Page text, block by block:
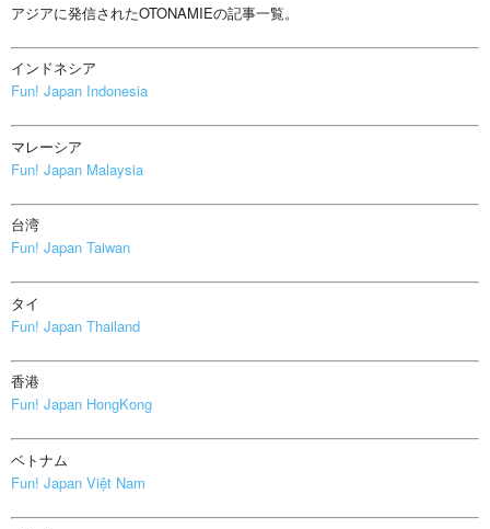
アジアに発信されたOTONAMIEの記事一覧。
インドネシア
Fun! Japan Indonesia
マレーシア
Fun! Japan Malaysia
台湾
Fun! Japan Taiwan
タイ
Fun! Japan Thailand
香港
Fun! Japan HongKong
ベトナム
Fun! Japan Việt Nam